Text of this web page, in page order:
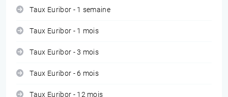
Taux Euribor - 1 semaine
Taux Euribor - 1 mois
Taux Euribor - 3 mois
Taux Euribor - 6 mois
Taux Euribor - 12 mois